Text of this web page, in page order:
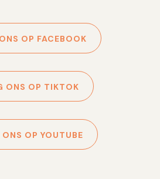
OP FACEBOOK
ONS OP TIKTOK
OP YOUTUBE